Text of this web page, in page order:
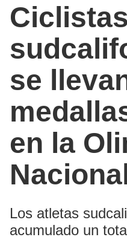
Ciclistas
se
en la
Los atletas
acumulado un